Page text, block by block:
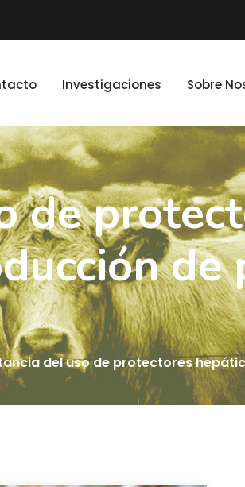
Investigaciones Sobre
de
de
del uso de protectores